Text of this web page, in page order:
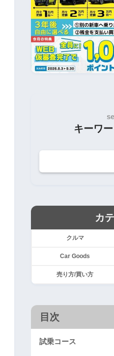
キーワ
カ
クルマ
Car Goods
売り方/買い方
目次
試乗コース